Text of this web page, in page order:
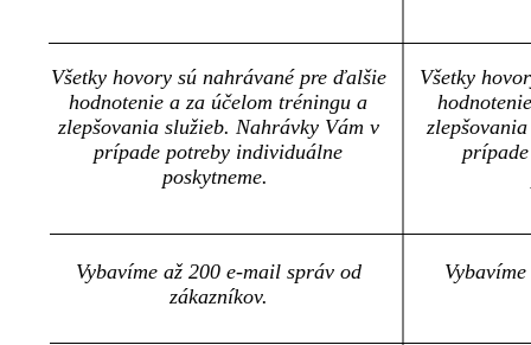
Všetky hovory sú nahrávané pre ďalšie
hodnotenie a za účelom tréningu a
zlepšovania služieb. Nahrávky Vám v
prípade potreby individuálne
poskytneme.
Všetky
Vybavíme až 200 e-mail správ od
zákazníkov.